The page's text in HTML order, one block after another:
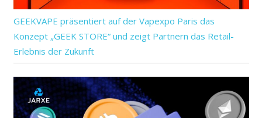
GEEKVAPE präsentiert auf der Vapexpo Paris das
Konzept „GEEK STORE“ und zeigt Partnern das Retail-
Erlebnis der Zukunft